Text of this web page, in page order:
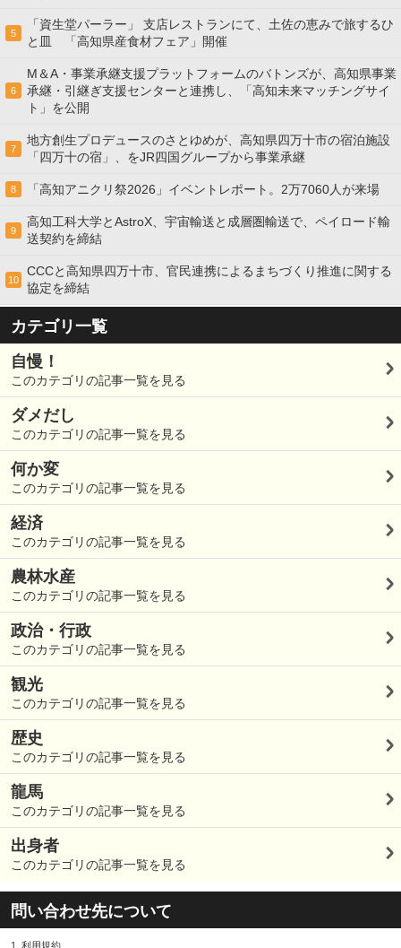
5
「資生堂パーラー」 支店レストランにて、土佐の恵みで旅するひ
と皿 「高知県産食材フェア」開催
6
M＆A・事業承継支援プラットフォームのバトンズが、高知県事業
承継・引継ぎ支援センターと連携し、「高知未来マッチングサイ
ト」を公開
7
地方創生プロデュースのさとゆめが、高知県四万十市の宿泊施設
「四万十の宿」、をJR四国グループから事業承継
8 「高知アニクリ祭2026」イベントレポート。2万7060人が来場
9
高知工科大学とAstroX、宇宙輸送と成層圏輸送で、ペイロード輸
送契約を締結
10
CCCと高知県四万十市、官民連携によるまちづくり推進に関する
協定を締結
カテゴリ一覧
自慢！
このカテゴリの記事一覧を見る
ダメだし
このカテゴリの記事一覧を見る
何か変
このカテゴリの記事一覧を見る
経済
このカテゴリの記事一覧を見る
農林水産
このカテゴリの記事一覧を見る
政治・行政
このカテゴリの記事一覧を見る
観光
このカテゴリの記事一覧を見る
歴史
このカテゴリの記事一覧を見る
龍馬
このカテゴリの記事一覧を見る
出身者
このカテゴリの記事一覧を見る
問い合わせ先について
1. 利用規約